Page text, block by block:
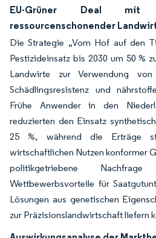
EU-Grüner Deal mit
ressourcenschonender
Die Strategie „Vom Hof auf den
Pestizideinsatz bis 2030 um 50 %
Landwirte zur Verwendung
Schädlingsresistenz und
Frühe Anwender in den
reduzierten den Einsatz
25 %, während die Erträge
wirtschaftlichen Nutzen konformer
politikgetriebene
Wettbewerbsvorteile für
Lösungen aus genetischen
zur Präzisionslandwirtschaft liefern